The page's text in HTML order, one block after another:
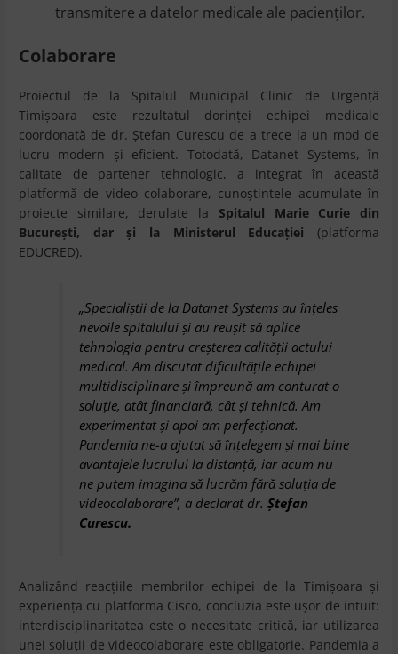
transmitere a datelor medicale ale pacienţilor.
Colaborare
Proiectul de la Spitalul Municipal Clinic de Urgenţă
Timişoara este rezultatul dorinţei echipei medicale
coordonată de dr. Ştefan Curescu de a trece la un mod de
lucru modern şi eficient. Totodată, Datanet Systems, în
calitate de partener tehnologic, a integrat în această
platformă de video colaborare, cunoştintele acumulate în
proiecte similare, derulate la Spitalul Marie Curie din
Bucureşti, dar şi la Ministerul Educaţiei (platforma
EDUCRED).
„Specialiştii de la Datanet Systems au înţeles
nevoile spitalului şi au reușit să aplice
tehnologia pentru creşterea calităţii actului
medical. Am discutat dificultăţile echipei
multidisciplinare şi împreună am conturat o
soluţie, atât financiară, cât şi tehnică. Am
experimentat şi apoi am perfecţionat.
Pandemia ne-a ajutat să înţelegem şi mai bine
avantajele lucrului la distanţă, iar acum nu
ne putem imagina să lucrăm fără soluţia de
videocolaborare”, a declarat dr.Ştefan
Curescu.
Analizând reacţiile membrilor echipei de la Timişoara şi
experienţa cu platforma Cisco, concluzia este uşor de intuit:
interdisciplinaritatea este o necesitate critică, iar utilizarea
unei soluţii de videocolaborare este obligatorie. Pandemia a